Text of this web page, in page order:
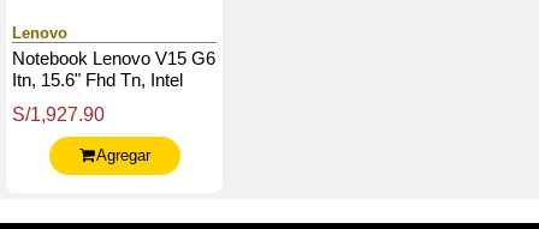
Lenovo
Notebook Lenovo V15 G6
Itn, 15.6" Fhd Tn, Intel
Ddr5-4800 Sodimm
S/1,927.90
Agregar